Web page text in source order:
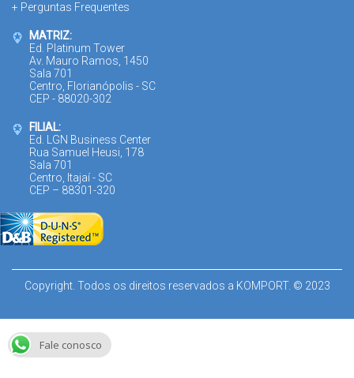
+ Perguntas Frequentes
MATRIZ:
Ed. Platinum Tower
Av. Mauro Ramos, 1450
Sala 701
Centro, Florianópolis - SC
CEP - 88020-302
FILIAL:
Ed. LGN Business Center
Rua Samuel Heusi, 178
Sala 701
Centro, Itajaí - SC
CEP – 88301-320
Copyright. Todos os direitos reservados a KOMPORT. © 2023
Fale conosco